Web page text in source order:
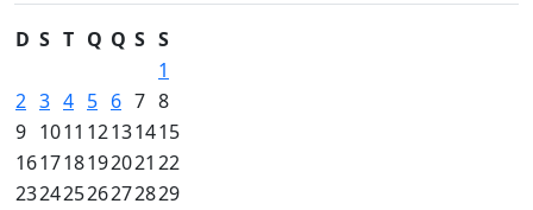
D S T Q Q S S
1
2 3 4 5 6 7 8
9 1011 12131415
161718192021 22
23242526272829